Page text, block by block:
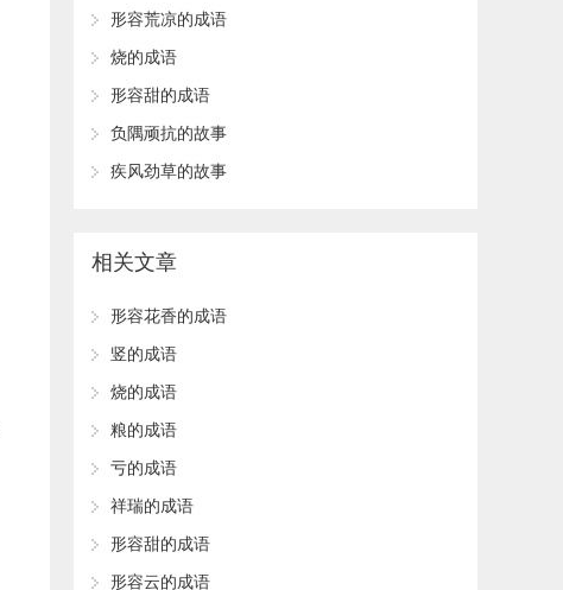
​形容荒凉的成语
​烧的成语
​形容甜的成语
负隅顽抗的故事
疾风劲草的故事
相关文章
​形容花香的成语
​竖的成语
​烧的成语
​粮的成语
​亏的成语
​祥瑞的成语
​形容甜的成语
​形容云的成语